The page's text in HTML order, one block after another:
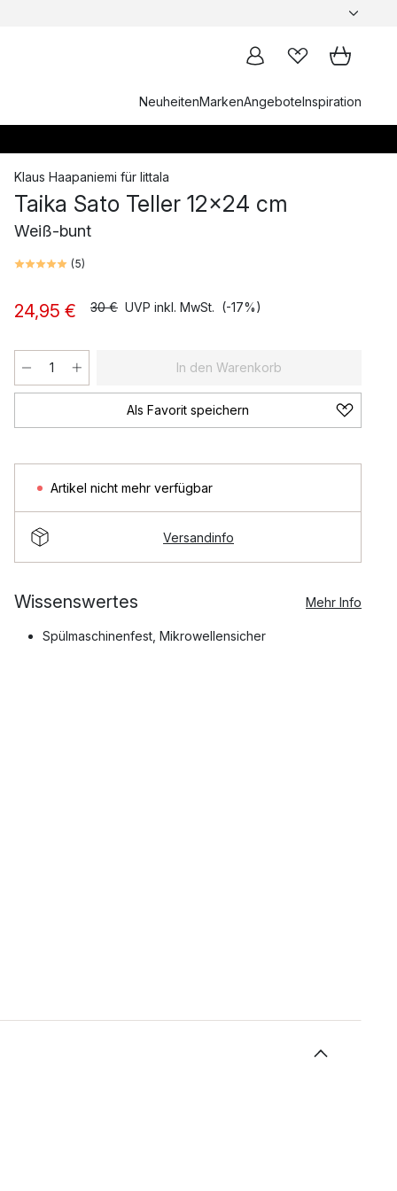
NeuheitenMarkenAngeboteInspiration
Klaus Haapaniemi für Iittala
Taika Sato Teller 12x24 cm
Weiß-bunt
(5)
24,95 € 30 € UVP inkl. MwSt. (-17%)
In den Warenkorb
Als Favorit speichern
Artikel nicht mehr verfügbar
Versandinfo
Wissenswertes Mehr Info
Spülmaschinenfest, Mikrowellensicher